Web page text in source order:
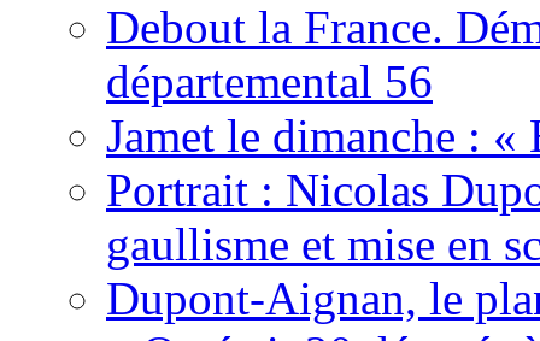
Debout la France.
départemental 56
Jamet le dimanche : «
Portrait : Nicolas
gaullisme et mise en
Dupont-Aignan, le